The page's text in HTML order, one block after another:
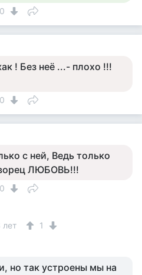
0
! Без неё ...- плохо !!!
0
с ней, Ведь только
ЛЮБОВЬ!!!
0
лет 1
но так устроены мы на